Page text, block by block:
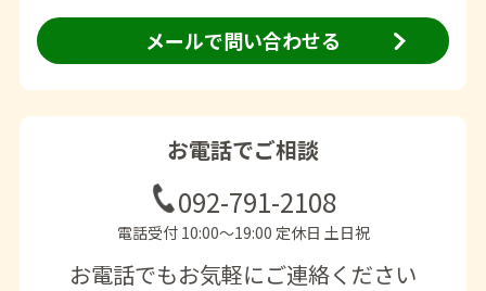
メールで問い合わせる
お電話でご相談
092-791-2108
電話受付 10:00〜19:00 定休日 土日祝
お電話でもお気軽にご連絡ください